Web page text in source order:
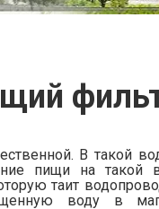
В такой
пищи на такой
таит
воду в